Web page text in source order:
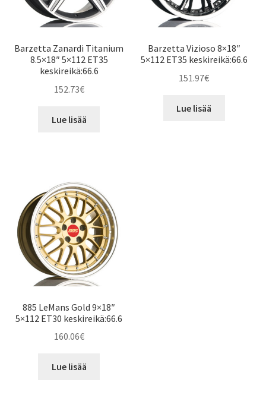
Barzetta Zanardi Titanium
8.5×18″ 5×112 ET35
keskireikä:66.6
152.73€
Lue lisää
Barzetta Vizioso 8×18″
5×112 ET35 keskireikä:66.6
151.97€
Lue lisää
885 LeMans Gold 9×18″
5×112 ET30 keskireikä:66.6
160.06€
Lue lisää